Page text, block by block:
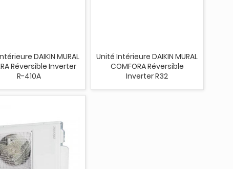
DAIKIN MURAL
Réversible Inverter
R-410A
Unité Intérieure DAIKIN MURAL
COMFORA Réversible
Inverter R32